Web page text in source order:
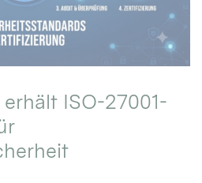
ISO-27001-